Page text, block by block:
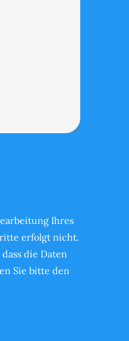
Ihres
erfolgt nicht.
die Daten
Sie bitte den